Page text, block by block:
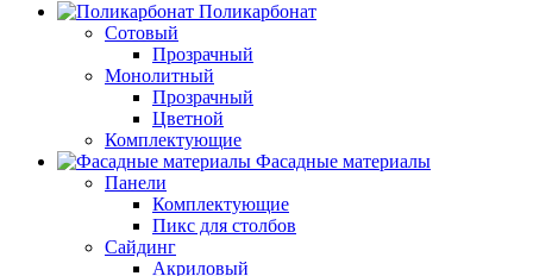
Поликарбонат
Сотовый
Прозрачный
Монолитный
Прозрачный
Цветной
Комплектующие
Фасадные материалы
Панели
Комплектующие
Пикс для столбов
Сайдинг
Акриловый